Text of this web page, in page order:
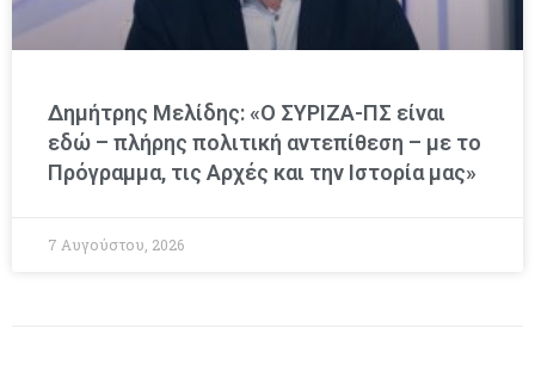
Δημήτρης Μελίδης: «Ο ΣΥΡΙΖΑ-ΠΣ είναι
εδώ – πλήρης πολιτική αντεπίθεση – με το
Πρόγραμμα, τις Αρχές και την Ιστορία μας»
7 Αυγούστου, 2026